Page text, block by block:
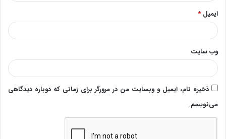
ایمیل *
وب‌ سایت
ذخیره نام، ایمیل و وبسایت من در مرورگر برای زمانی که دوباره دیدگاهی
می‌نویسم.